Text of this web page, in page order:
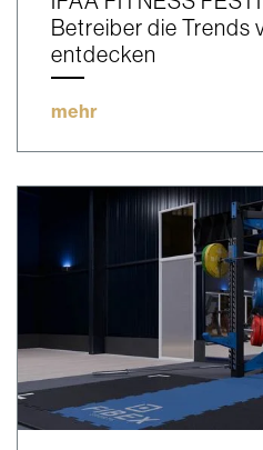
Betreiber die Trends
entdecken
mehr